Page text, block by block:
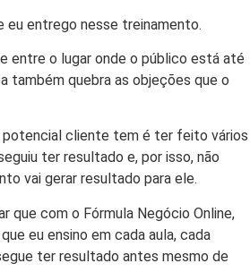
eu entrego nesse treinamento.
entre o lugar onde o público está até
também quebra as objeções que o
potencial cliente tem é ter feito vários
ter resultado e, por isso, não
vai gerar resultado para ele.
que com o Fórmula Negócio Online,
eu ensino em cada aula, cada
ter resultado antes mesmo de